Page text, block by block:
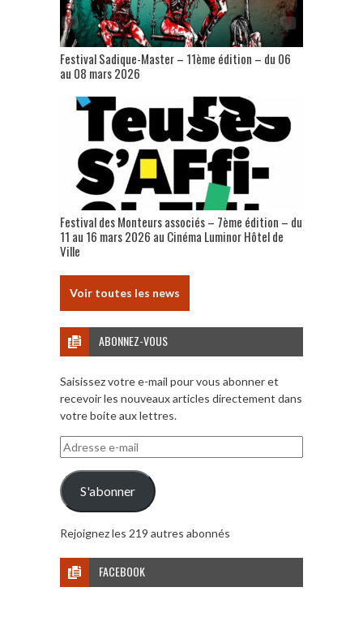
Festival Sadique-Master – 11ème édition – du 06
au 08 mars 2026
Festival des Monteurs associés – 7ème édition – du
11 au 16 mars 2026 au Cinéma Luminor Hôtel de
Ville
Voir toutes les news
ABONNEZ-VOUS
Saisissez votre e-mail pour vous abonner et
recevoir les nouveaux articles directement dans
votre boite aux lettres.
Adresse
e-
mail
S'abonner
Rejoignez les 219 autres abonnés
FACEBOOK